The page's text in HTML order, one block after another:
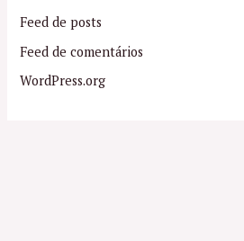
Feed de posts
Feed de comentários
WordPress.org